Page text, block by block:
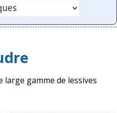
large gamme de lessives